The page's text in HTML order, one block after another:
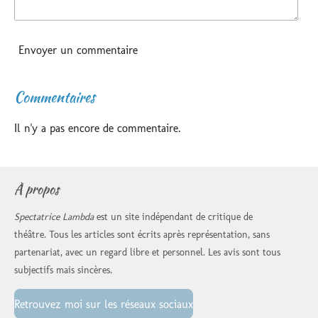
Envoyer un commentaire
Commentaires
Il n'y a pas encore de commentaire.
À propos
Spectatrice Lambdaest un site indépendant de critique de
théâtre. Tous les articles sont écrits après représentation, sans
partenariat, avec un regard libre et personnel. Les avis sont tous
subjectifs mais sincères.
Retrouvez moi sur les réseaux sociaux